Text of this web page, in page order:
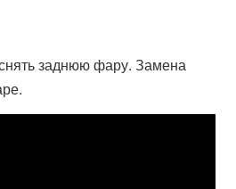
заднюю фару. Замена